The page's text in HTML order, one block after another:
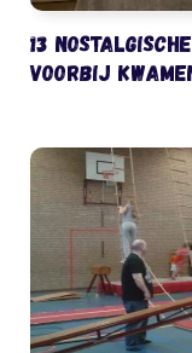
13
voorbij